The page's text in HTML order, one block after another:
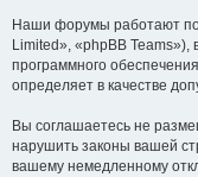
Наши форумы работают
Limited», «phpBB
программного
определяет в качестве
Вы соглашаетесь не
нарушить законы вашей
вашему немедленному